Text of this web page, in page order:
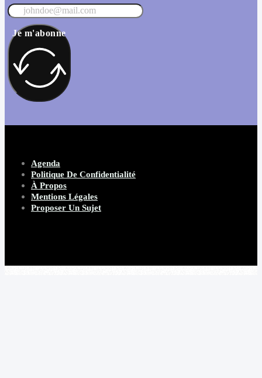
Je m'abonne
Agenda
Politique De Confidentialité
À Propos
Mentions Légales
Proposer Un Sujet